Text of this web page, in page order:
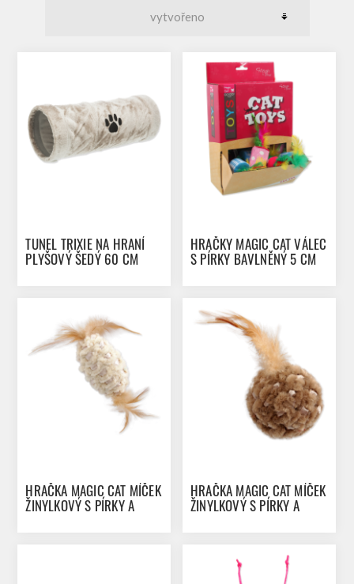
TUNEL TRIXIE NA HRANÍ
PLYŠOVÝ ŠEDÝ 60 CM
HRAČKY MAGIC CAT VÁLEC
S PÍRKY BAVLNĚNÝ 5 CM
HRAČKA MAGIC CAT MÍČEK
ŽINYLKOVÝ S PÍRKY A
HRAČKA MAGIC CAT MÍČEK
ŽINYLKOVÝ S PÍRKY A